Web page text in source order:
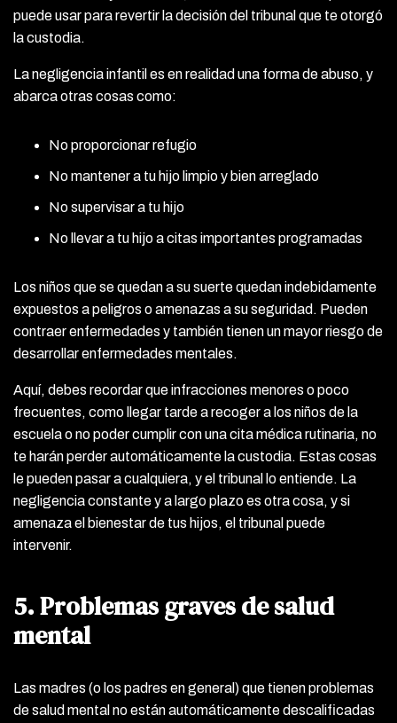
puede usar para revertir la decisión del tribunal que te otorgó
la custodia.
La negligencia infantil es en realidad una forma de abuso, y
abarca otras cosas como:
No proporcionar refugio
No mantener a tu hijo limpio y bien arreglado
No supervisar a tu hijo
No llevar a tu hijo a citas importantes programadas
Los niños que se quedan a su suerte quedan indebidamente
expuestos a peligros o amenazas a su seguridad. Pueden
contraer enfermedades y también tienen un mayor riesgo de
desarrollar enfermedades mentales.
Aquí, debes recordar que infracciones menores o poco
frecuentes, como llegar tarde a recoger a los niños de la
escuela o no poder cumplir con una cita médica rutinaria, no
te harán perder automáticamente la custodia. Estas cosas
le pueden pasar a cualquiera, y el tribunal lo entiende. La
negligencia constante y a largo plazo es otra cosa, y si
amenaza el bienestar de tus hijos, el tribunal puede
intervenir.
5. Problemas graves de salud
mental
Las madres (o los padres en general) que tienen problemas
de salud mental no están automáticamente descalificadas